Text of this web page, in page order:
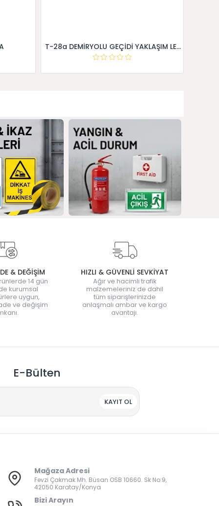
T-28a DEMİRYOLU GEÇİDİ YAKLAŞIM LEVHALARI (Sağ)
& DEĞİŞİM
14 gün
kurumsal
uygun,
ve değişim
HIZLI & GÜVENLİ SEVKİYAT
Ağır ve hacimli trafik
malzemeleriniz de dahil
tüm siparişlerinizde
anlaşmalı ambar ve kargo
avantajı.
E-Bülten
KAYIT OL
Mağaza Adresi
Fevzi Çakmak Mh. Büsan OSB 10660. Sk No:9,
42050 Karatay/Konya
Bizi Arayın